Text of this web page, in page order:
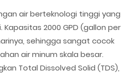
air berteknologi tinggi yang
2000 GPD (gallon per
sehingga sangat cocok
air minum skala besar.
Total Dissolved Solid (TDS),